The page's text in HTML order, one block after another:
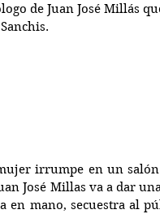
de Juan José Millás
irrumpe en un salón
José Millas va a dar
en mano, secuestra al